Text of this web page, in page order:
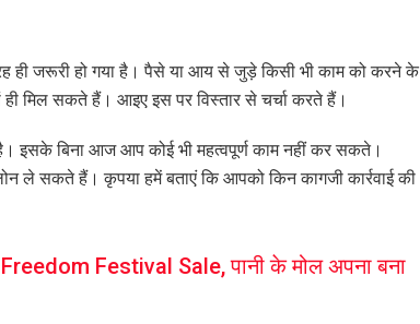
ही जरूरी हो गया है। पैसे या आय से जुड़े किसी भी काम को करने के
मिल सकते हैं। आइए इस पर विस्तार से चर्चा करते हैं।
इसके बिना आज आप कोई भी महत्वपूर्ण काम नहीं कर सकते।
ले सकते हैं। कृपया हमें बताएं कि आपको किन कागजी कार्रवाई की
Festival Sale, पानी के मोल अपना बना